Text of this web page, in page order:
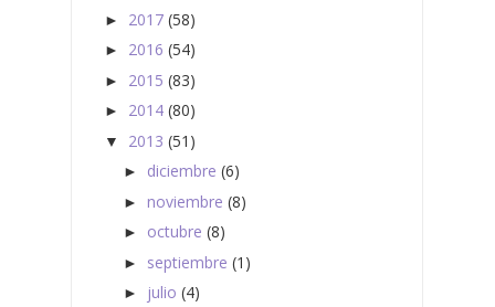
► 2017 (58)
► 2016 (54)
► 2015 (83)
► 2014 (80)
▼ 2013 (51)
► diciembre (6)
► noviembre (8)
► octubre (8)
► septiembre (1)
► julio (4)